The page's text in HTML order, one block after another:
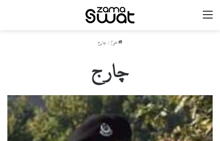
ھوم/چارج
چارج